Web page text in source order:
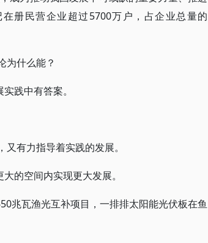
册民营企业超过5700万户，占企业总量的
为什么能？
践中有答案。
有力指导着实践的发展。
的空间内实现更大发展。
兆瓦渔光互补项目，一排排太阳能光伏板在鱼